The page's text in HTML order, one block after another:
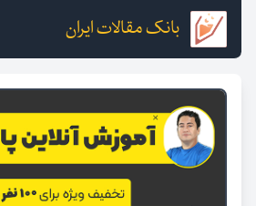
بانک مقالات ایران